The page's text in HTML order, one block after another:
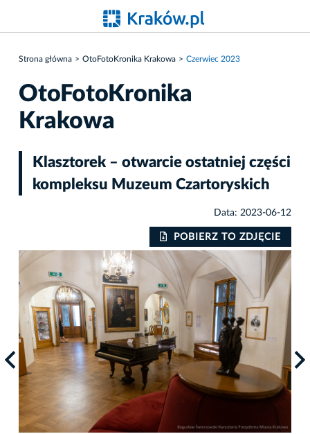
Strona główna OtoFotoKronika Krakowa Czerwiec 2023
OtoFotoKronika
Krakowa
Klasztorek – otwarcie ostatniej części
kompleksu Muzeum Czartoryskich
Data: 2023-06-12
POBIERZ TO ZDJĘCIE